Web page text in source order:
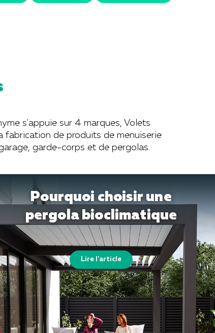
s'appuie sur 4 marques, Volets
fabrication de produits de menuiserie
garde-corps et de pergolas.
Pourquoi choisir une
pergola bioclimatique
Lire l'article